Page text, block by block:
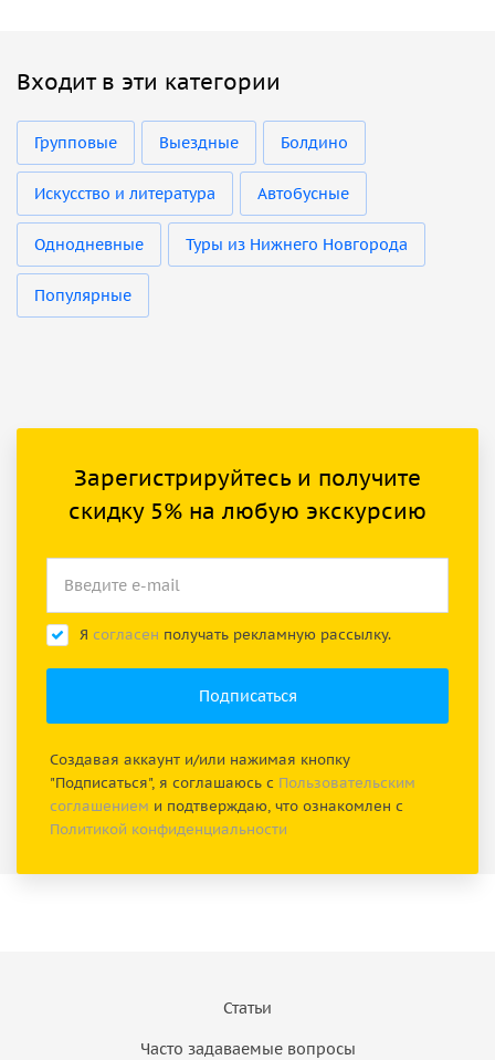
Входит в эти категории
Групповые Выездные Болдино
Искусство и литература Автобусные
Однодневные Туры из Нижнего Новгорода
Популярные
Зарегистрируйтесь и получите
скидку 5% на любую экскурсию
Я согласен получать рекламную рассылку.
Создавая аккаунт и/или нажимая кнопку
"Подписаться", я соглашаюсь с Пользовательским
соглашением и подтверждаю, что ознакомлен с
Политикой конфиденциальности
Статьи
Часто задаваемые вопросы